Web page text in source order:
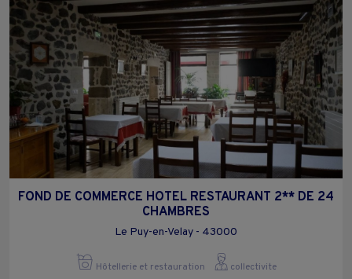
FOND DE COMMERCE HOTEL RESTAURANT 2** DE 24
CHAMBRES
Le Puy-en-Velay - 43000
Hôtellerie et restauration collectivite